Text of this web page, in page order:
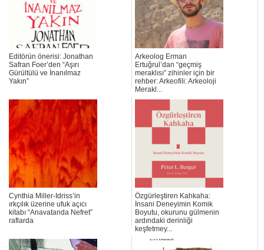
Editörün önerisi: Jonathan
Safran Foer’den “Aşırı
Gürültülü ve İnanılmaz
Yakın”
Arkeolog Erman
Ertuğrul’dan “geçmiş
meraklısı” zihinler için bir
rehber: Arkeofili: Arkeoloji
Merakl...
Cynthia Miller-Idriss’in
ırkçılık üzerine ufuk açıcı
kitabı “Anavatanda Nefret”
raflarda
Özgürleştiren Kahkaha:
İnsani Deneyimin Komik
Boyutu, okurunu gülmenin
ardındaki derinliği
keşfetmey...